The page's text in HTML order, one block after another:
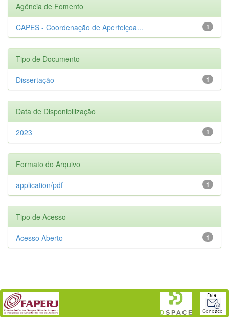
Agência de Fomento
1
CAPES - Coordenação de Aperfeiçoa...
Tipo de Documento
1
Dissertação
Data de Disponibilização
1
2023
Formato do Arquivo
1
application/pdf
Tipo de Acesso
1
Acesso Aberto